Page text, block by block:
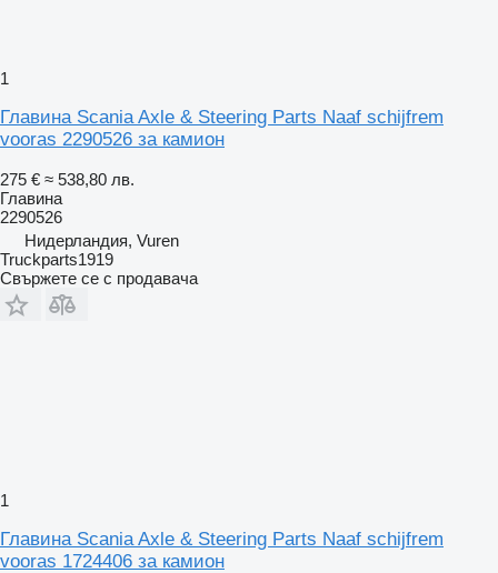
1
Главина Scania Axle & Steering Parts Naaf schijfrem
vooras 2290526 за камион
275 € ≈ 538,80 лв.
Главина
2290526
Нидерландия, Vuren
Truckparts1919
Свържете се с продавача
1
Главина Scania Axle & Steering Parts Naaf schijfrem
vooras 1724406 за камион